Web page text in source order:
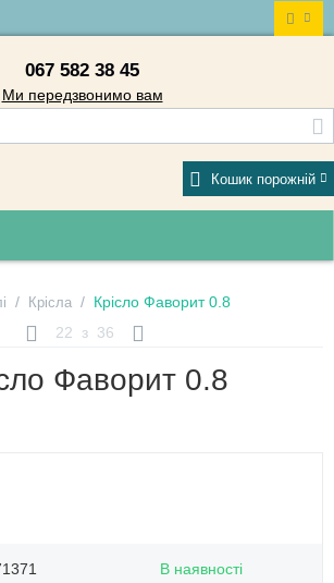
067 582 38 45
Ми передзвонимо вам
Кошик порожній
/ Крісла / Крісло Фаворит 0.8
22
з 36
Фаворит 0.8
В наявності